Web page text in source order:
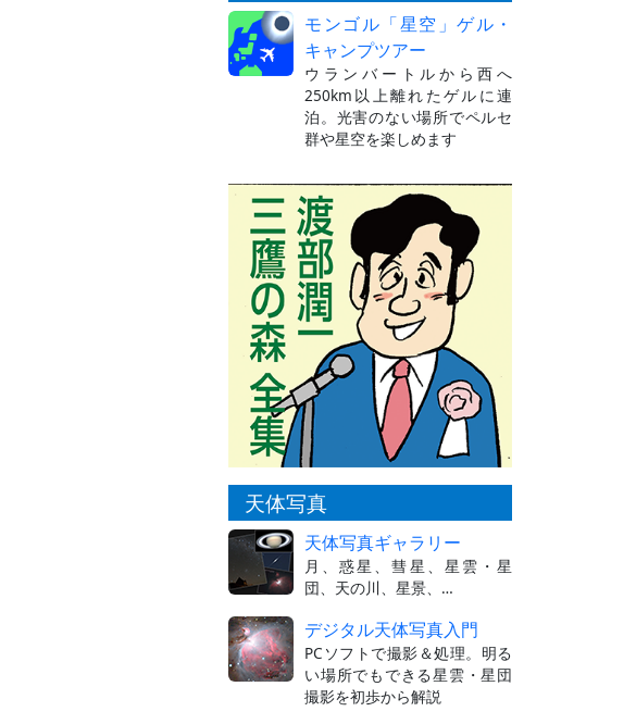
モンゴル「星空」ゲル・
キャンプツアー
ウランバートルから西へ
250km以上離れたゲルに連
泊。光害のない場所でペルセ
群や星空を楽しめます
天体写真
天体写真ギャラリー
月、惑星、彗星、星雲・星
団、天の川、星景、…
デジタル天体写真入門
PCソフトで撮影＆処理。明る
い場所でもできる星雲・星団
撮影を初歩から解説